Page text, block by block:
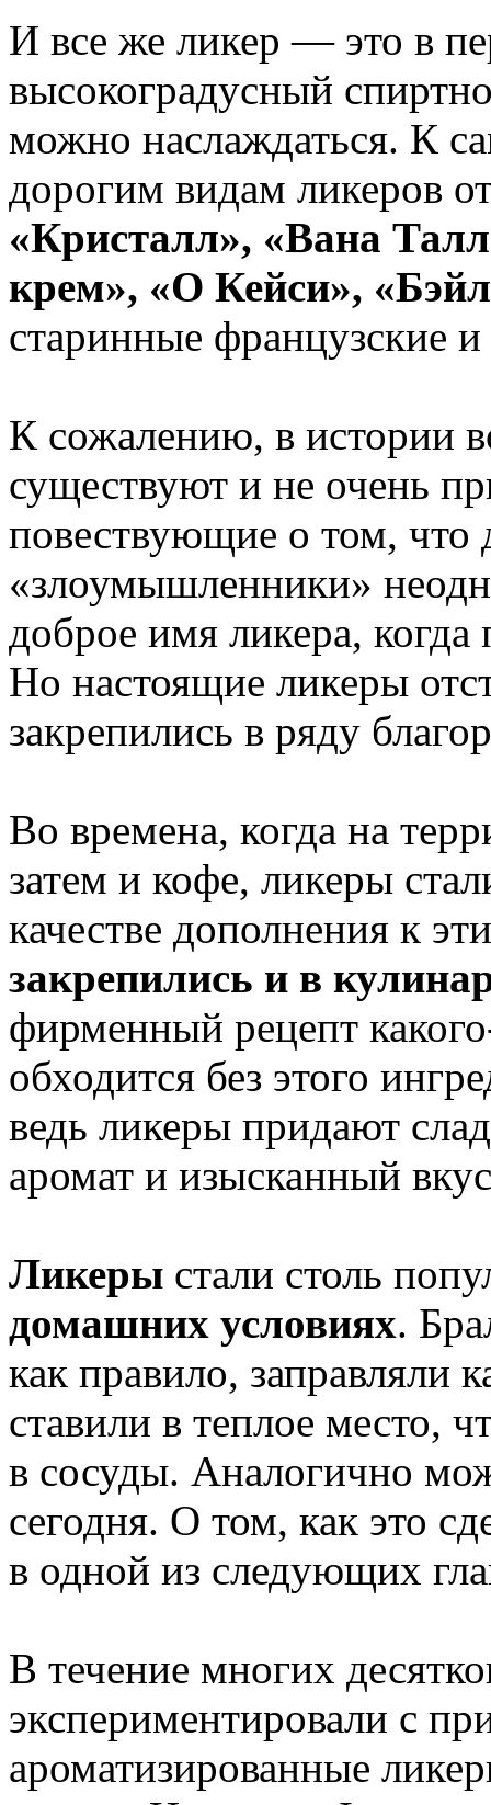
И все же ликер — это в
высокоградусный
можно наслаждаться. К
дорогим видам ликеров
«Кристалл», «Вана
крем», «О Кейси»,
старинные французские и
К сожалению, в истории
существуют и не очень
повествующие о том, что
«злоумышленники»
доброе имя ликера, когда
Но настоящие ликеры
закрепились в ряду
Во времена, когда на
затем и кофе, ликеры
качестве дополнения к
закрепились и в
фирменный рецепт
обходится без этого
ведь ликеры придают
аромат и изысканный
Ликеры стали столь
домашних условиях.
как правило, заправляли
ставили в теплое место,
в сосуды. Аналогично
сегодня. О том, как это
в одной из следующих
В течение многих
экспериментировали с
ароматизированные